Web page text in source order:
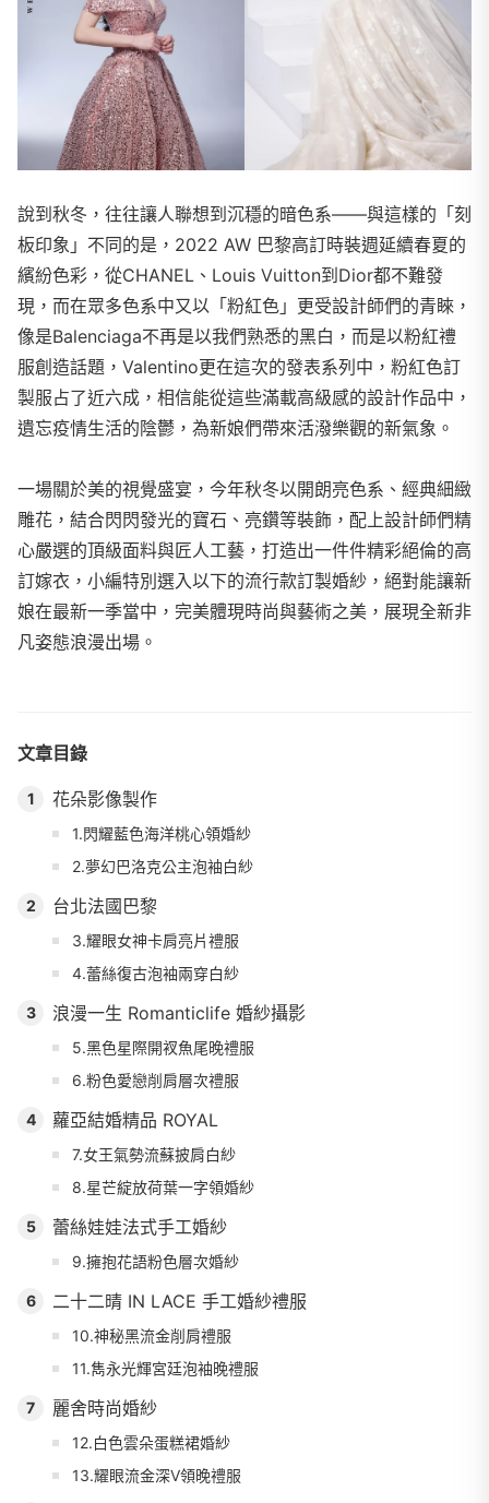
說到秋冬，往往讓人聯想到沉穩的暗色系——與這樣的「刻
板印象」不同的是，2022 AW 巴黎高訂時裝週延續春夏的
繽紛色彩，從CHANEL、Louis Vuitton到Dior都不難發
現，而在眾多色系中又以「粉紅色」更受設計師們的青睞，
像是Balenciaga不再是以我們熟悉的黑白，而是以粉紅禮
服創造話題，Valentino更在這次的發表系列中，粉紅色訂
製服占了近六成，相信能從這些滿載高級感的設計作品中，
遺忘疫情生活的陰鬱，為新娘們帶來活潑樂觀的新氣象。
一場關於美的視覺盛宴，今年秋冬以開朗亮色系、經典細緻
雕花，結合閃閃發光的寶石、亮鑽等裝飾，配上設計師們精
心嚴選的頂級面料與匠人工藝，打造出一件件精彩絕倫的高
訂嫁衣，小編特別選入以下的流行款訂製婚紗，絕對能讓新
娘在最新一季當中，完美體現時尚與藝術之美，展現全新非
凡姿態浪漫出場。
文章目錄
1 花朵影像製作
1.閃耀藍色海洋桃心領婚紗
2.夢幻巴洛克公主泡袖白紗
2 台北法國巴黎
3.耀眼女神卡肩亮片禮服
4.蕾絲復古泡袖兩穿白紗
3 浪漫一生 Romanticlife 婚紗攝影
5.黑色星際開衩魚尾晚禮服
6.粉色愛戀削肩層次禮服
4 蘿亞結婚精品 ROYAL
7.女王氣勢流蘇披肩白紗
8.星芒綻放荷葉一字領婚紗
5 蕾絲娃娃法式手工婚紗
9.擁抱花語粉色層次婚紗
6 二十二晴 IN LACE 手工婚紗禮服
10.神秘黑流金削肩禮服
11.雋永光輝宮廷泡袖晚禮服
7 麗舍時尚婚紗
12.白色雲朵蛋糕裙婚紗
13.耀眼流金深V領晚禮服